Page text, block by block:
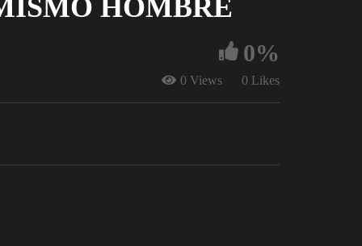
HOMBRE
0%
0 Views 0 Likes